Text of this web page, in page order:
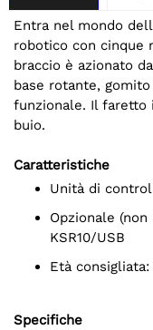
Entra nel mondo
robotico con cinque
braccio è azionato
base rotante,
funzionale. Il
buio.
Caratteristiche
unità di
opzionale (non incluso): kit interfaccia USB
KSR10/USB
età consigliata:
Specifiche